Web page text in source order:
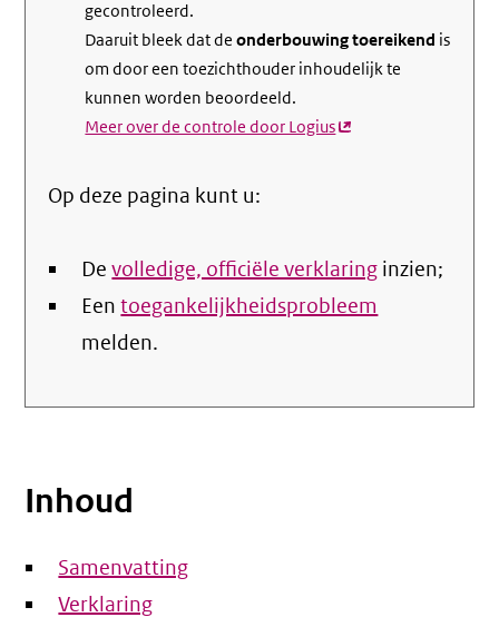
gecontroleerd.
Daaruit bleek dat deonderbouwing toereikend is
om door een toezichthouder inhoudelijk te
kunnen worden beoordeeld.
Meer over de controle door Logius(externe
Op deze pagina kunt u:
Devolledige, officiële verklaring inzien;
Eentoegankelijkheidsprobleem
melden.
Inhoud
Samenvatting
Verklaring